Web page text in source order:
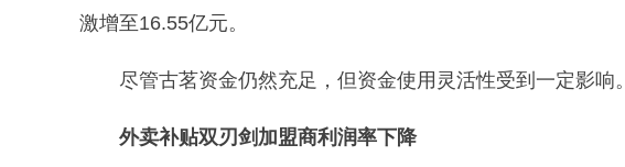
激增至16.55亿元。
尽管古茗资金仍然充足，但资金使用灵活性受到一定影响。
外卖补贴双刃剑加盟商利润率下降